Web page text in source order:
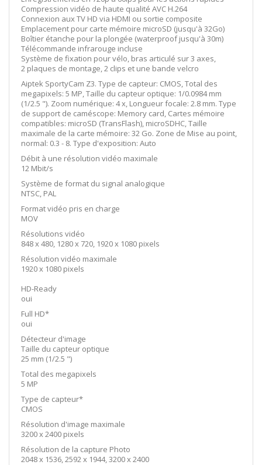
Compression vidéo de haute qualité AVC H.264
Connexion aux TV HD via HDMI ou sortie composite
Emplacement pour carte mémoire microSD (jusqu'à 32Go)
Boîtier étanche pour la plongée (waterproof jusqu'à 30m)
Télécommande infrarouge incluse
Système de fixation pour vélo, bras articulé sur 3 axes,
2 plaques de montage, 2 clips et une bande velcro
Aiptek SportyCam Z3. Type de capteur: CMOS, Total des
megapixels: 5 MP, Taille du capteur optique: 1/0.0984 mm
(1/2.5 "). Zoom numérique: 4 x, Longueur focale: 2.8 mm. Type
de support de caméscope: Memory card, Cartes mémoire
compatibles: microSD (TransFlash), microSDHC, Taille
maximale de la carte mémoire: 32 Go. Zone de Mise au point,
normal: 0.3 - 8. Type d'exposition: Auto
Débit à une résolution vidéo maximale
12 Mbit/s
Système de format du signal analogique
NTSC, PAL
Format vidéo pris en charge
MOV
Résolutions vidéo
848 x 480, 1280 x 720, 1920 x 1080 pixels
Résolution vidéo maximale
1920 x 1080 pixels
HD-Ready
oui
Full HD*
oui
Détecteur d'image
Taille du capteur optique
25 mm (1/2.5 ")
Total des megapixels
5 MP
Type de capteur*
CMOS
Résolution d'image maximale
3200 x 2400 pixels
Résolution de la capture Photo
2048 x 1536, 2592 x 1944, 3200 x 2400